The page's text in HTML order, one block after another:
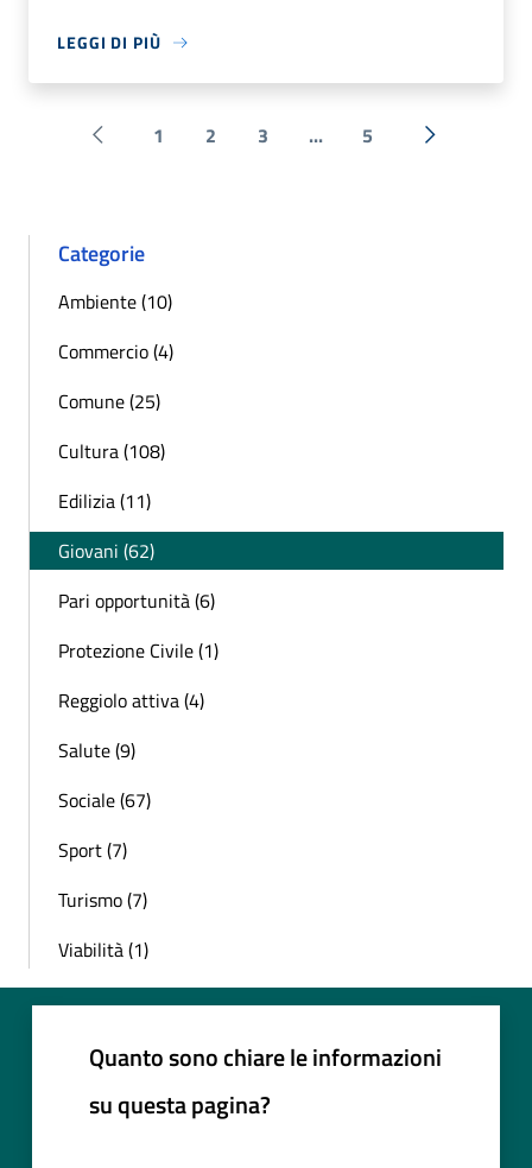
LEGGI DI PIÙ
Pagina precedente
1 2 3 ... 5 Successiva
Categorie
Ambiente (10)
Commercio (4)
Comune (25)
Cultura (108)
Edilizia (11)
Giovani (62)
Pari opportunità (6)
Protezione Civile (1)
Reggiolo attiva (4)
Salute (9)
Sociale (67)
Sport (7)
Turismo (7)
Viabilità (1)
Quanto sono chiare le informazioni
su questa pagina?